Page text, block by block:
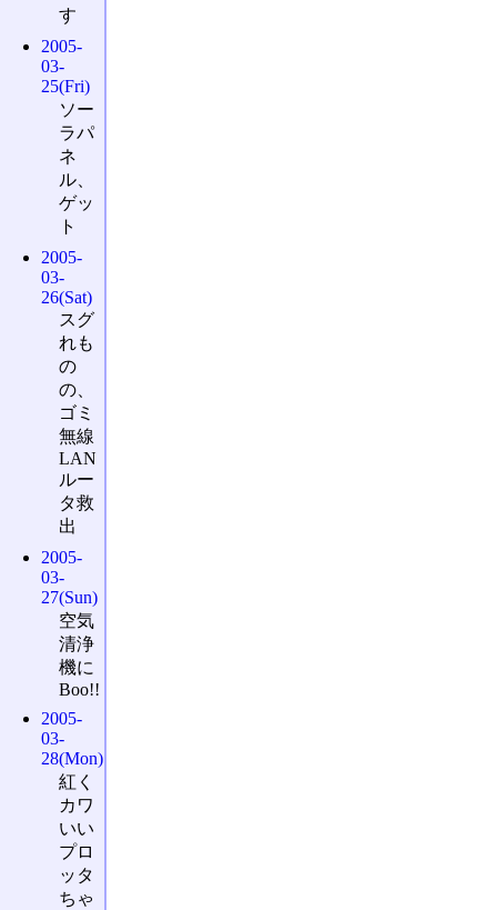
す
2005-
03-
25(Fri)
ソー
ラパ
ネ
ル、
ゲッ
ト
2005-
03-
26(Sat)
スグ
れも
の
の、
ゴミ
無線
LAN
ルー
タ救
出
2005-
03-
27(Sun)
空気
清浄
機に
Boo!!
2005-
03-
28(Mon)
紅く
カワ
いい
プロ
ッタ
ちゃ